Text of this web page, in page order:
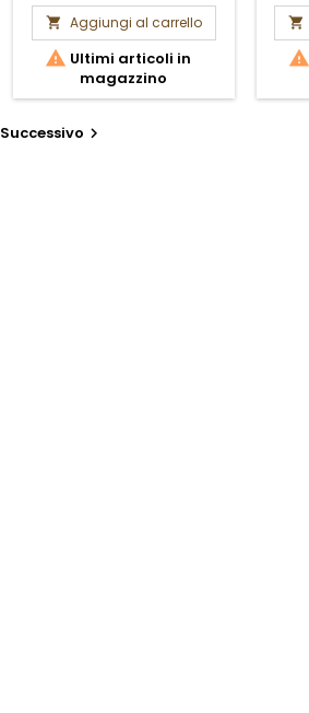
 Aggiungi al carrello
 Ultimi articoli in
magazzino


Successivo 